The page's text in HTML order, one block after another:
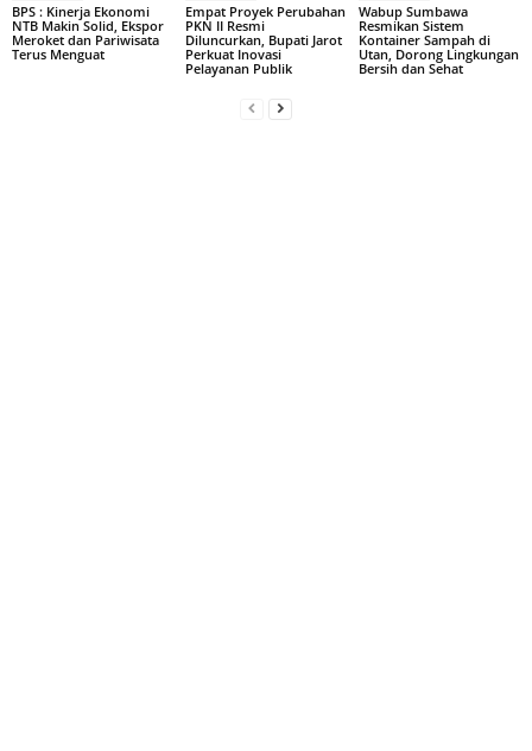
BPS : Kinerja Ekonomi
NTB Makin Solid, Ekspor
Meroket dan Pariwisata
Terus Menguat
Empat Proyek Perubahan
PKN II Resmi
Diluncurkan, Bupati Jarot
Perkuat Inovasi
Pelayanan Publik
Wabup Sumbawa
Resmikan Sistem
Kontainer Sampah di
Utan, Dorong Lingkungan
Bersih dan Sehat